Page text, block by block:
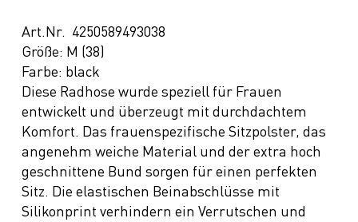
Art.Nr. 4250589493038
Größe: M (38)
Farbe: black
Diese Radhose wurde speziell für Frauen
entwickelt und überzeugt mit durchdachtem
Komfort. Das frauenspezifische Sitzpolster, das
angenehm weiche Material und der extra hoch
geschnittene Bund sorgen für einen perfekten
Sitz. Die elastischen Beinabschlüsse mit
Silikonprint verhindern ein Verrutschen und